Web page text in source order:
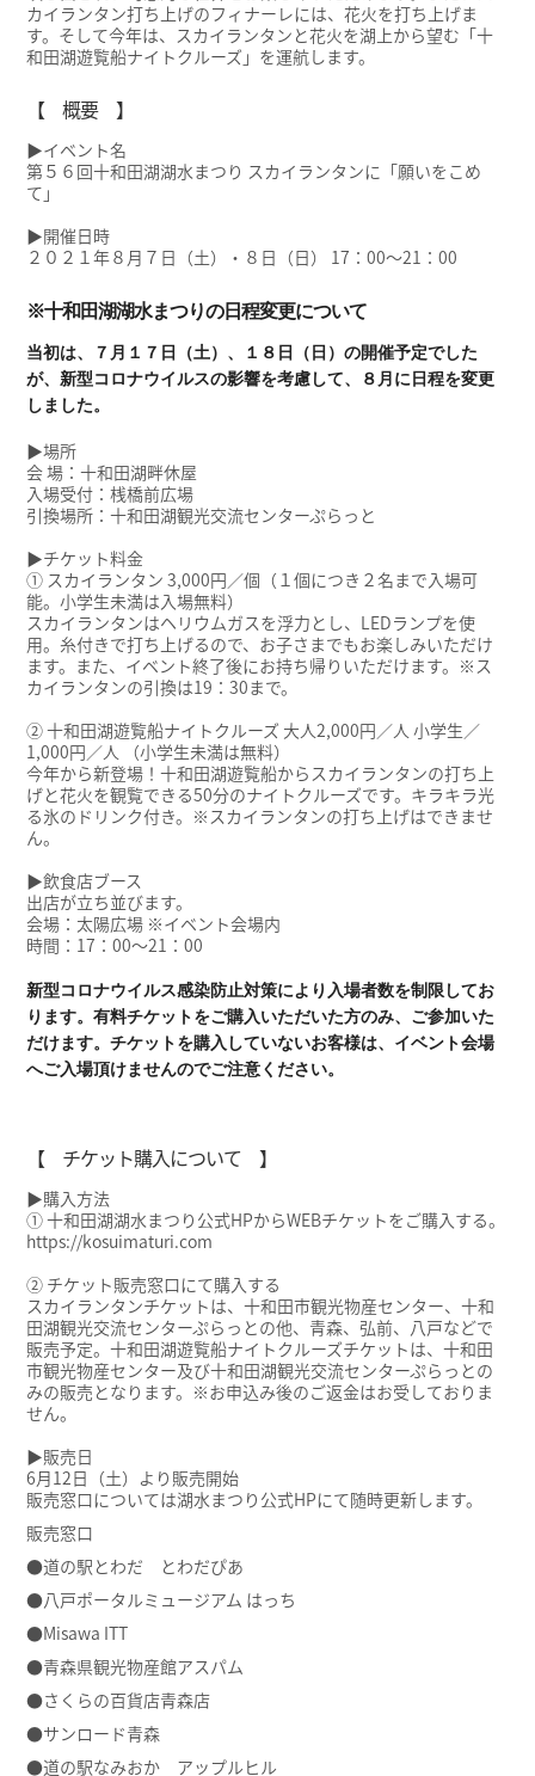
カイランタン打ち上げのフィナーレには、花火を打ち上げま
す。そして今年は、スカイランタンと花火を湖上から望む「十
和田湖遊覧船ナイトクルーズ」を運航します。
【 概要 】
▶イベント名
第５６回十和田湖湖水まつり スカイランタンに「願いをこめ
て」
▶開催日時
２０２１年８月７日（土）・８日（日） 17：00～21：00
※十和田湖湖水まつりの日程変更について
当初は、７月１７日（土）、１８日（日）の開催予定でした
が、新型コロナウイルスの影響を考慮して、８月に日程を変更
しました。
▶場所
会 場：十和田湖畔休屋
入場受付：桟橋前広場
引換場所：十和田湖観光交流センターぷらっと
▶チケット料金
① スカイランタン 3,000円／個（１個につき２名まで入場可
能。小学生未満は入場無料）
スカイランタンはヘリウムガスを浮力とし、LEDランプを使
用。糸付きで打ち上げるので、お子さまでもお楽しみいただけ
ます。また、イベント終了後にお持ち帰りいただけます。※ス
カイランタンの引換は19：30まで。
② 十和田湖遊覧船ナイトクルーズ 大人2,000円／人 小学生／
1,000円／人 （小学生未満は無料）
今年から新登場！十和田湖遊覧船からスカイランタンの打ち上
げと花火を観覧できる50分のナイトクルーズです。キラキラ光
る氷のドリンク付き。※スカイランタンの打ち上げはできませ
ん。
▶飲食店ブース
出店が立ち並びます。
会場：太陽広場 ※イベント会場内
時間：17：00～21：00
新型コロナウイルス感染防止対策により入場者数を制限してお
ります。有料チケットをご購入いただいた方のみ、ご参加いた
だけます。チケットを購入していないお客様は、イベント会場
へご入場頂けませんのでご注意ください。
【 チケット購入について 】
▶購入方法
① 十和田湖湖水まつり公式HPからWEBチケットをご購入する。
https://kosuimaturi.com
② チケット販売窓口にて購入する
スカイランタンチケットは、十和田市観光物産センター、十和
田湖観光交流センターぷらっとの他、青森、弘前、八戸などで
販売予定。十和田湖遊覧船ナイトクルーズチケットは、十和田
市観光物産センター及び十和田湖観光交流センターぷらっとの
みの販売となります。※お申込み後のご返金はお受しておりま
せん。
▶販売日
6月12日（土）より販売開始
販売窓口については湖水まつり公式HPにて随時更新します。
販売窓口
●道の駅とわだ とわだぴあ
●八戸ポータルミュージアム はっち
●Misawa ITT
●青森県観光物産館アスパム
●さくらの百貨店青森店
●サンロード青森
●道の駅なみおか アップルヒル